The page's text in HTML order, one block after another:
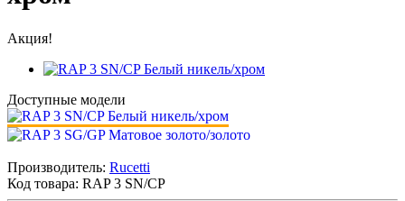
Акция!
Доступные модели
Производитель: Rucetti
Код товара: RAP 3 SN/CP